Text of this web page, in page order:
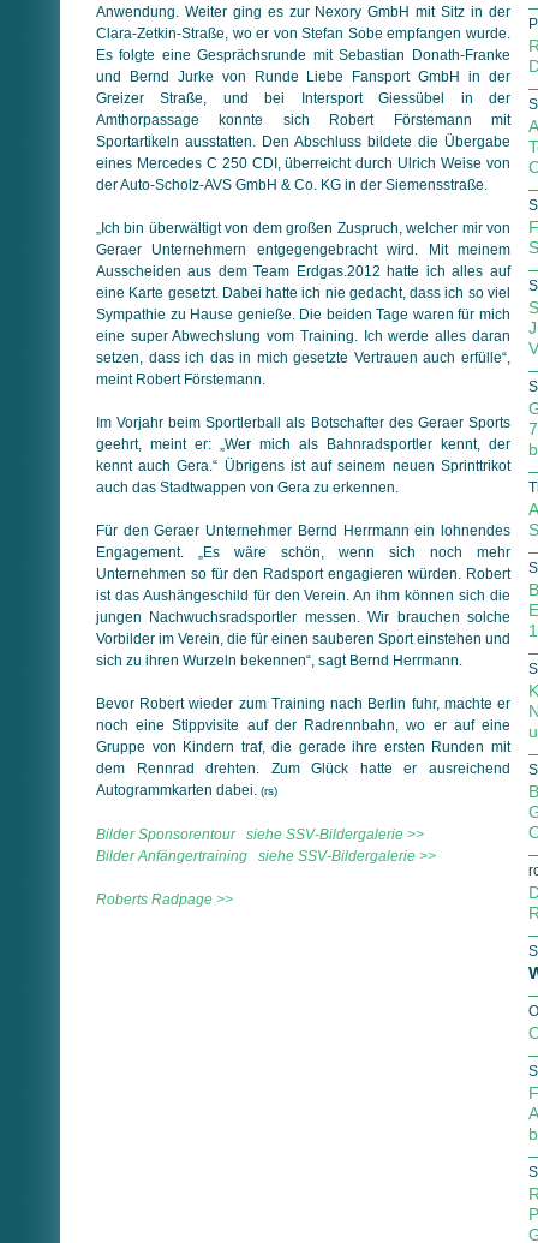
Anwendung. Weiter ging es zur Nexory GmbH mit Sitz in der
Clara-Zetkin-Straße, wo er von Stefan Sobe empfangen wurde.
Es folgte eine Gesprächsrunde mit Sebastian Donath-Franke
und Bernd Jurke von Runde Liebe Fansport GmbH in der
Greizer Straße, und bei Intersport Giessübel in der
Amthorpassage konnte sich Robert Förstemann mit
Sportartikeln ausstatten. Den Abschluss bildete die Übergabe
eines Mercedes C 250 CDI, überreicht durch Ulrich Weise von
der Auto-Scholz-AVS GmbH & Co. KG in der Siemensstraße.
„Ich bin überwältigt von dem großen Zuspruch, welcher mir von
Geraer Unternehmern entgegengebracht wird. Mit meinem
Ausscheiden aus dem Team Erdgas.2012 hatte ich alles auf
eine Karte gesetzt. Dabei hatte ich nie gedacht, dass ich so viel
Sympathie zu Hause genieße. Die beiden Tage waren für mich
eine super Abwechslung vom Training. Ich werde alles daran
setzen, dass ich das in mich gesetzte Vertrauen auch erfülle“,
meint Robert Förstemann.
Im Vorjahr beim Sportlerball als Botschafter des Geraer Sports
geehrt, meint er: „Wer mich als Bahnradsportler kennt, der
kennt auch Gera.“ Übrigens ist auf seinem neuen Sprinttrikot
auch das Stadtwappen von Gera zu erkennen.
Für den Geraer Unternehmer Bernd Herrmann ein lohnendes
Engagement. „Es wäre schön, wenn sich noch mehr
Unternehmen so für den Radsport engagieren würden. Robert
ist das Aushängeschild für den Verein. An ihm können sich die
jungen Nachwuchsradsportler messen. Wir brauchen solche
Vorbilder im Verein, die für einen sauberen Sport einstehen und
sich zu ihren Wurzeln bekennen“, sagt Bernd Herrmann.
Bevor Robert wieder zum Training nach Berlin fuhr, machte er
noch eine Stippvisite auf der Radrennbahn, wo er auf eine
Gruppe von Kindern traf, die gerade ihre ersten Runden mit
dem Rennrad drehten. Zum Glück hatte er ausreichend
Autogrammkarten dabei. (rs)
Bilder Sponsorentour siehe SSV-Bildergalerie >>
Bilder Anfängertraining siehe SSV-Bildergalerie >>
Roberts Radpage >>